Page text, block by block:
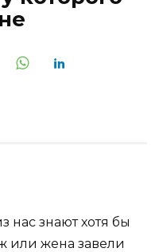
нас знают хотя бы
или жена завели